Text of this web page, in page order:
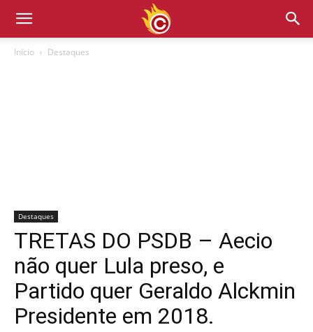
Início Destaques
Destaques
TRETAS DO PSDB – Aecio
não quer Lula preso, e
Partido quer Geraldo Alckmin
Presidente em 2018.